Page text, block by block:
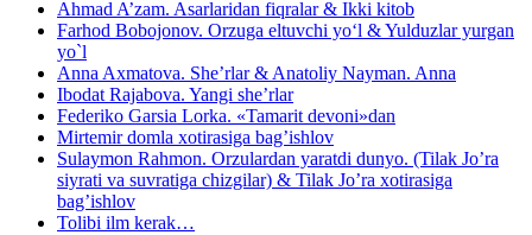
Ahmad A’zam. Asarlaridan fiqralar & Ikki kitob
Farhod Bobojonov. Orzuga eltuvchi yo‘l & Yulduzlar yurgan
yo`l
Anna Axmatova. She’rlar & Anatoliy Nayman. Anna
Ibodat Rajabova. Yangi she’rlar
Federiko Garsia Lorka. «Tamarit devoni»dan
Mirtemir domla xotirasiga bag’ishlov
Sulaymon Rahmon. Orzulardan yaratdi dunyo. (Tilak Jo’ra
siyrati va suvratiga chizgilar) & Tilak Jo’ra xotirasiga
bag’ishlov
Tolibi ilm kerak…